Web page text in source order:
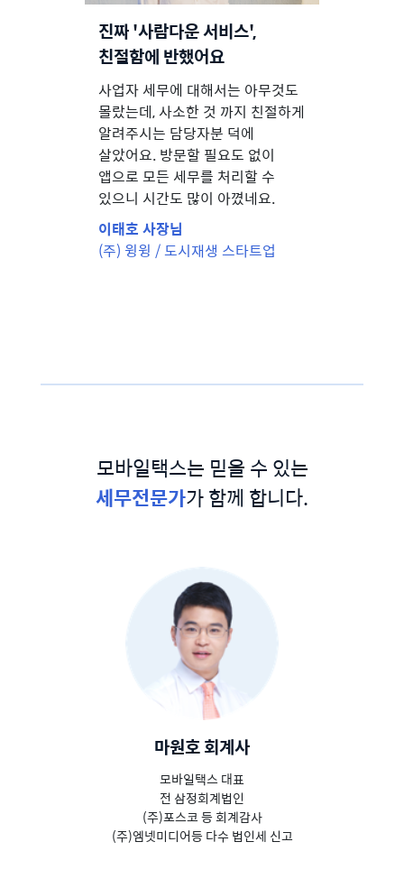
진짜 '사람다운 서비스',
친절함에 반했어요
사업자 세무에 대해서는 아무것도
몰랐는데, 사소한 것 까지 친절하게
알려주시는 담당자분 덕에
살았어요. 방문할 필요도 없이
앱으로 모든 세무를 처리할 수
있으니 시간도 많이 아꼈네요.
이태호 사장님
(주) 윙윙 / 도시재생 스타트업
모바일택스는 믿을 수 있는
세무전문가가 함께 합니다.
마원호 회계사
모바일택스 대표
전 삼정회계법인
(주)포스코 등 회계감사
(주)엠넷미디어등 다수 법인세 신고